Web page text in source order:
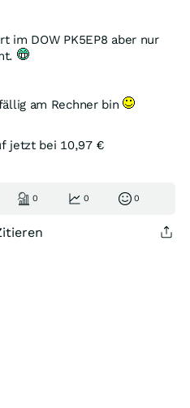
im DOW PK5EP8 aber nur
am Rechner bin
jetzt bei 10,97 €
0 0 0